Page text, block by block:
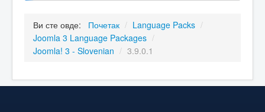
Ви сте овде: Почетак / Language Packs /
Joomla 3 Language Packages /
Joomla! 3 - Slovenian / 3.9.0.1